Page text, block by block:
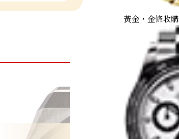
黃金・金條收購